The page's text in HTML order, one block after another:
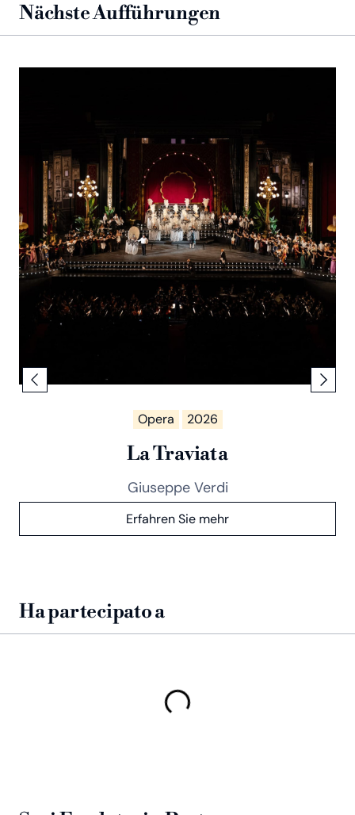
Nächste Aufführungen
Opera 2026
La Traviata
Giuseppe Verdi
Erfahren Sie mehr
Ha partecipato a